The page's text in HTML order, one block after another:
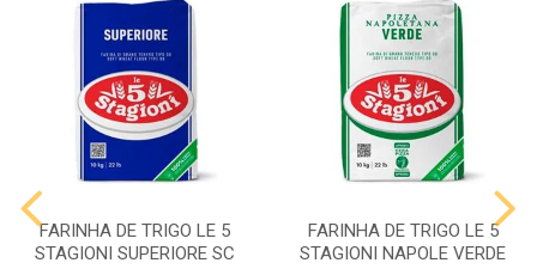
FARINHA DE TRIGO LE 5
STAGIONI SUPERIORE SC
FARINHA DE TRIGO LE 5
STAGIONI NAPOLE VERDE